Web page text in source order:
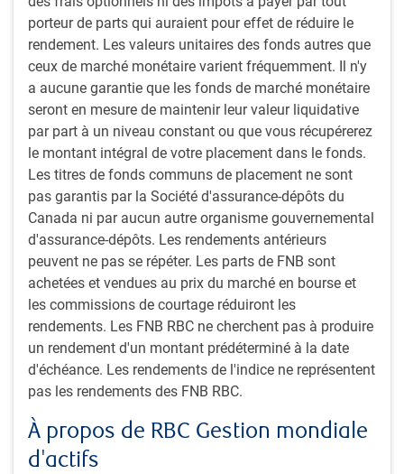
porteur de parts qui auraient pour effet de réduire le
rendement. Les valeurs unitaires des fonds autres que
ceux de marché monétaire varient fréquemment. Il n'y
a aucune garantie que les fonds de marché monétaire
seront en mesure de maintenir leur valeur liquidative
par part à un niveau constant ou que vous récupérerez
le montant intégral de votre placement dans le fonds.
Les titres de fonds communs de placement ne sont
pas garantis par la Société d'assurance-dépôts du
Canada ni par aucun autre organisme gouvernemental
d'assurance-dépôts. Les rendements antérieurs
peuvent ne pas se répéter. Les parts de FNB sont
achetées et vendues au prix du marché en bourse et
les commissions de courtage réduiront les
rendements. Les FNB RBC ne cherchent pas à produire
un rendement d'un montant prédéterminé à la date
d'échéance. Les rendements de l'indice ne représentent
pas les rendements des FNB RBC.
À propos de RBC Gestion mondiale
d'actifs
risque-rendement favorable en analysant les stratégies
d’après trois indicateurs : données économiques
fondamentales, valorisation et confiance/technique.
Communications, coordination et analyse de la valeur
relative : La taille d’une position dépend de la solidité et
de la constance des données recueillies au moyen de la
communication, de la coordination et de l’analyse de la
valeur relative, en plus des convictions du gestionnaire
de fonds découlant de ses propres recherches et des
données obtenues auprès des spécialistes de la
stratégie. L’équipe adopte une approche globale fondée
sur le risque qui comprend une analyse du risque de
baisse basée sur des critères environnement, société et
gouvernance (ESG) pour les types de placements
applicables*.
Élaboration du portefeuille : Une fois que l’équipe a
trouvé les bonnes stratégies, elle les analyse dans le
contexte d’un portefeuille, afin de conserver les
meilleures, soit celles qui selon les perspectives de
l’équipe, ont la capacité de générer des rendements
prévisibles et stables, tout en atténuant le risque de
baisse.